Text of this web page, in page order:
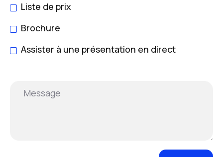
Liste de prix
Brochure
Assister à une présentation en direct